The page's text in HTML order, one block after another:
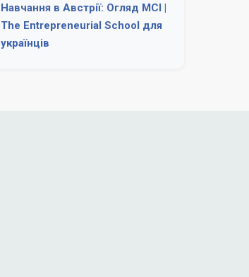
Навчання в Австрії: Огляд MCI |
The Entrepreneurial School для
українців